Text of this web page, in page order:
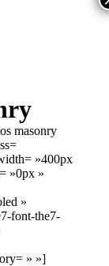
masonry
»400px
»0px »
»
font-the7-
» »]